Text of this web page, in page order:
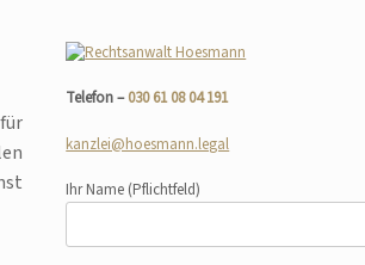
Telefon –030 61 08 04 191
kanzlei@hoesmann.legal
Ihr Name (Pflichtfeld)